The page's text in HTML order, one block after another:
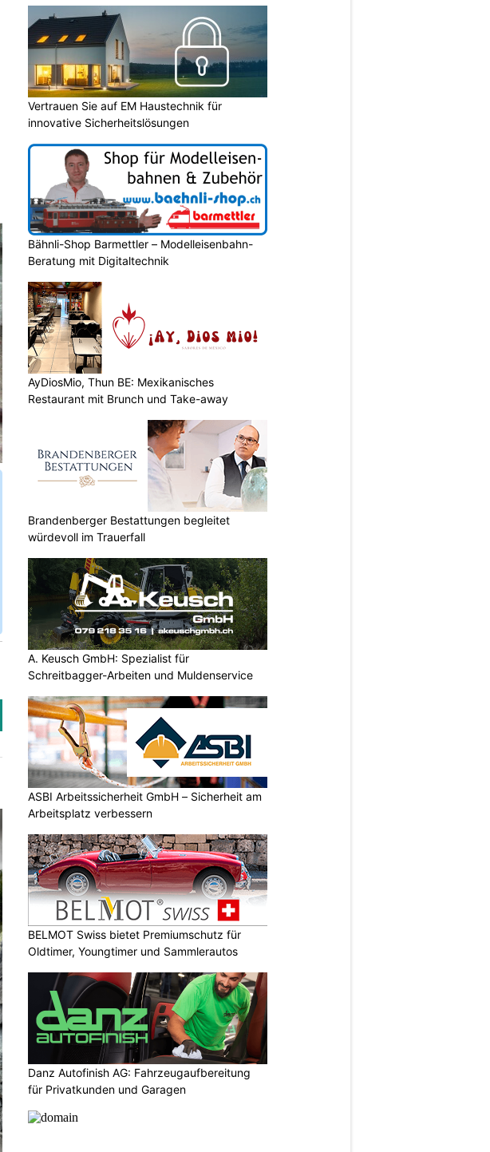
Vertrauen Sie auf EM Haustechnik für
innovative Sicherheitslösungen
Bähnli-Shop Barmettler – Modelleisenbahn-
Beratung mit Digitaltechnik
AyDiosMio, Thun BE: Mexikanisches
Restaurant mit Brunch und Take-away
Brandenberger Bestattungen begleitet
würdevoll im Trauerfall
A. Keusch GmbH: Spezialist für
Schreitbagger-Arbeiten und Muldenservice
ASBI Arbeitssicherheit GmbH – Sicherheit am
Arbeitsplatz verbessern
BELMOT Swiss bietet Premiumschutz für
Oldtimer, Youngtimer und Sammlerautos
Danz Autofinish AG: Fahrzeugaufbereitung
für Privatkunden und Garagen